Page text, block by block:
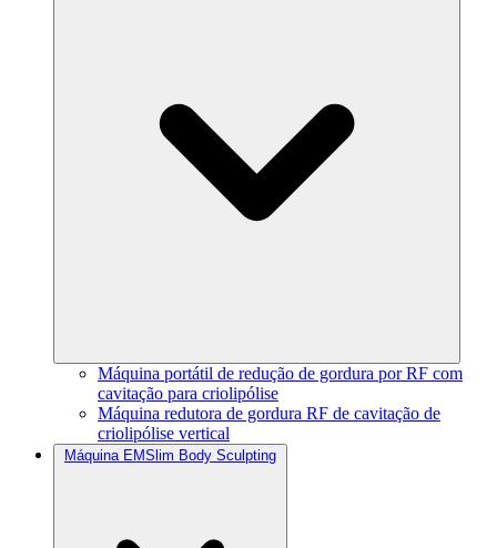
Máquina portátil de redução de gordura por RF com
cavitação para criolipólise
Máquina redutora de gordura RF de cavitação de
criolipólise vertical
Máquina EMSlim Body Sculpting